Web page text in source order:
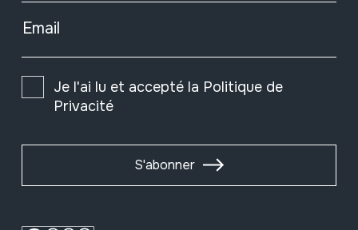
Email
Je l'ai lu et accepté la Politique de
Privacité
S'abonner